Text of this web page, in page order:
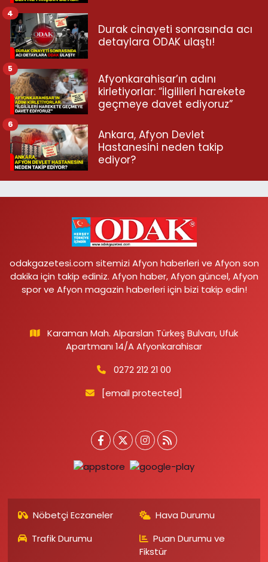
Durak cinayeti sonrasında acı
detaylara ODAK ulaştı!
4
Afyonkarahisar’ın adını
kirletiyorlar: “İlgilileri harekete
geçmeye davet ediyoruz”
5
Ankara, Afyon Devlet
Hastanesini neden takip
ediyor?
6
odakgazetesi.com sitemizi Afyon haberleri ve Afyon son
dakika için takip ediniz. Afyon haber, Afyon güncel, Afyon
spor ve Afyon magazin haberleri için bizi takip edin!
Karaman Mah. Alparslan Türkeş Bulvarı, Ufuk
Apartmanı 14/A Afyonkarahisar
0272 212 21 00
[email protected]
Nöbetçi Eczaneler
Hava Durumu
Trafik Durumu
Puan Durumu ve
Fikstür